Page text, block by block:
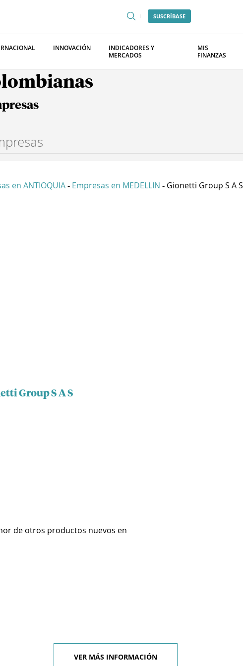
SUSCRÍBASE
INNOVACIÓN
INDICADORES Y
MERCADOS
MIS
FINANZAS
en ANTIOQUIA - Empresas en MEDELLIN - Gionetti Group S A S
Group S A S
de otros productos nuevos en
VER MÁS INFORMACIÓN